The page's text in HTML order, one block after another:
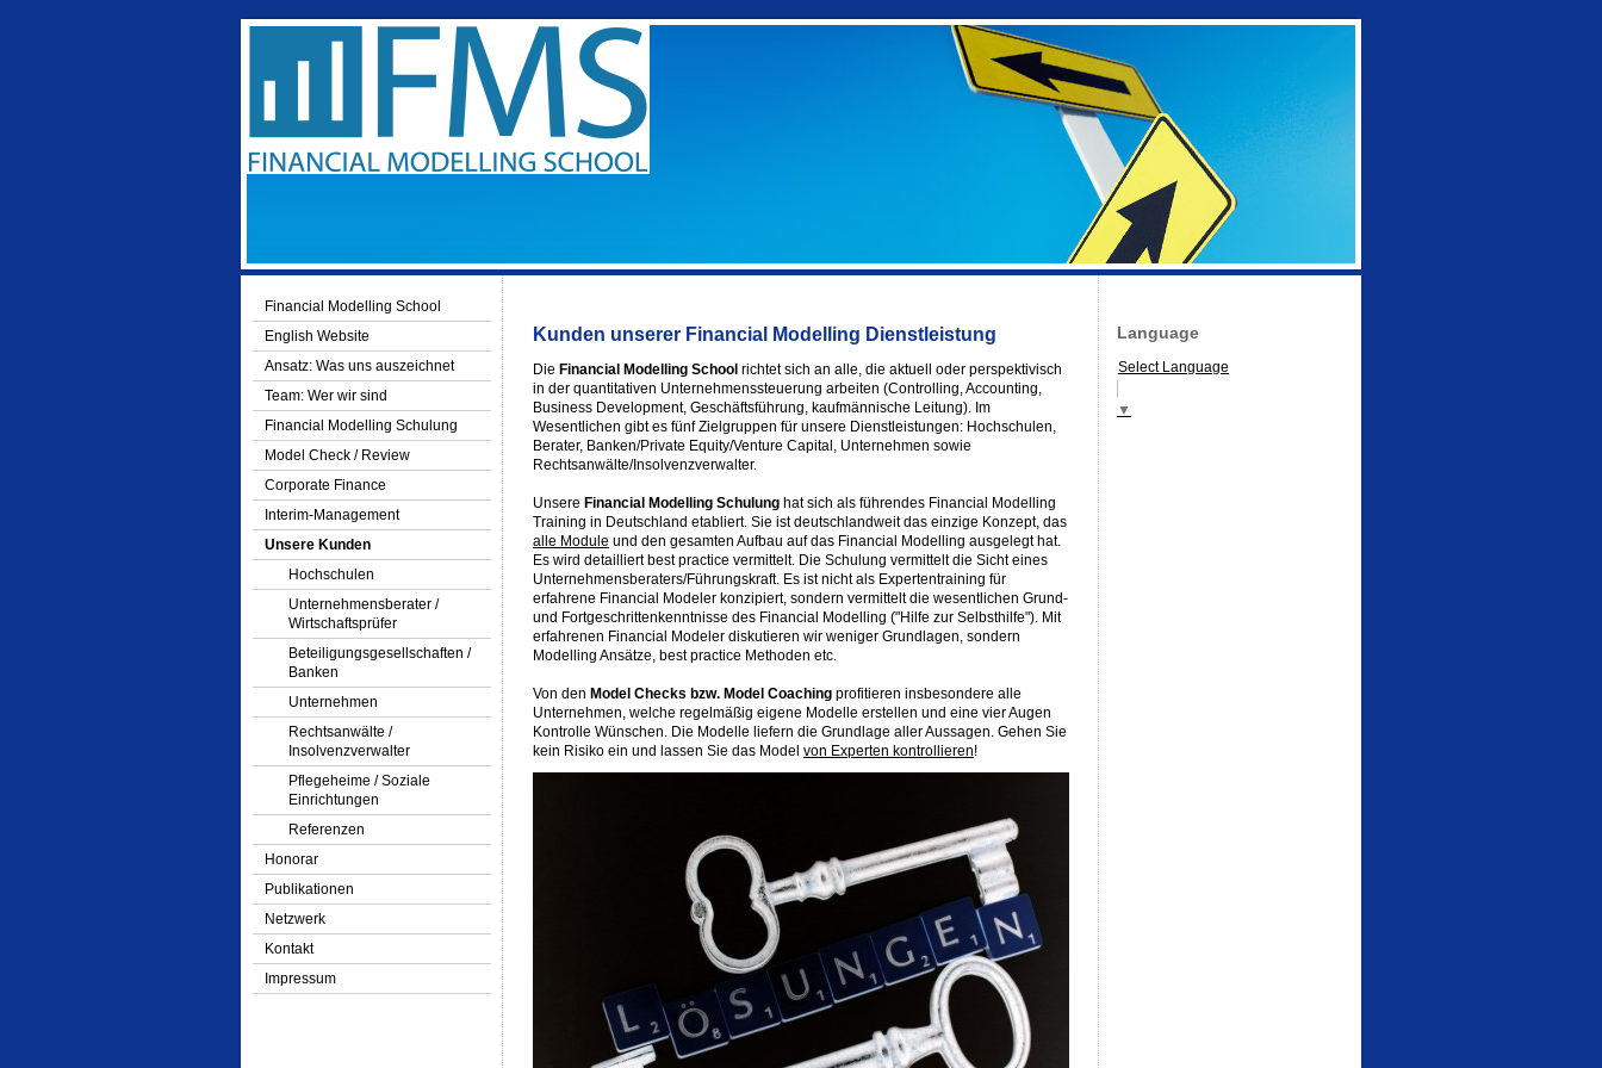
Financial Modelling School
English Website
Ansatz: Was uns auszeichnet
Team: Wer wir sind
Financial Modelling Schulung
Model Check / Review
Corporate Finance
Interim-Management
Unsere Kunden
Hochschulen
Unternehmensberater /
Wirtschaftsprüfer
Beteiligungsgesellschaften /
Banken
Unternehmen
Rechtsanwälte /
Insolvenzverwalter
Pflegeheime / Soziale
Einrichtungen
Referenzen
Honorar
Publikationen
Netzwerk
Kontakt
Impressum
Kunden unserer Financial Modelling Dienstleistung
Die Financial Modelling School richtet sich an alle, die aktuell oder perspektivisch
in der quantitativen Unternehmenssteuerung arbeiten (Controlling, Accounting,
Business Development, Geschäftsführung, kaufmännische Leitung). Im
Wesentlichen gibt es fünf Zielgruppen für unsere Dienstleistungen: Hochschulen,
Berater, Banken/Private Equity/Venture Capital, Unternehmen sowie
Rechtsanwälte/Insolvenzverwalter.
Unsere Financial Modelling Schulung hat sich als führendes Financial Modelling
Training in Deutschland etabliert. Sie ist deutschlandweit das einzige Konzept, das
alle Module und den gesamten Aufbau auf das Financial Modelling ausgelegt hat.
Es wird detailliert best practice vermittelt. Die Schulung vermittelt die Sicht eines
Unternehmensberaters/Führungskraft. Es ist nicht als Expertentraining für
erfahrene Financial Modeler konzipiert, sondern vermittelt die wesentlichen Grund-
und Fortgeschrittenkenntnisse des Financial Modelling ("Hilfe zur Selbsthilfe"). Mit
erfahrenen Financial Modeler diskutieren wir weniger Grundlagen, sondern
Modelling Ansätze, best practice Methoden etc.
Von den Model Checks bzw. Model Coaching profitieren insbesondere alle
Unternehmen, welche regelmäßig eigene Modelle erstellen und eine vier Augen
Kontrolle Wünschen. Die Modelle liefern die Grundlage aller Aussagen. Gehen Sie
kein Risiko ein und lassen Sie das Model von Experten kontrollieren!
Language
Select Language
▼